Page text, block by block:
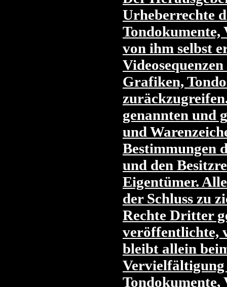
Urheberrechte
Tondokumente,
von ihm selbst
Grafiken,
genannten und
und
Bestimmungen
und den
Eigentümer.
der Schluss zu
Rechte Dritter
veröffentlichte,
bleibt allein
Vervielfältigung
Tondokumente,